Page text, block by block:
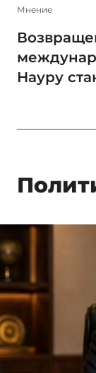
Мнение
Науру